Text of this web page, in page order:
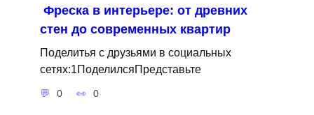
Фреска в интерьере: от древних
стен до современных квартир
Поделитья с друзьями в социальных
сетях:1ПоделилсяПредставьте
0 0